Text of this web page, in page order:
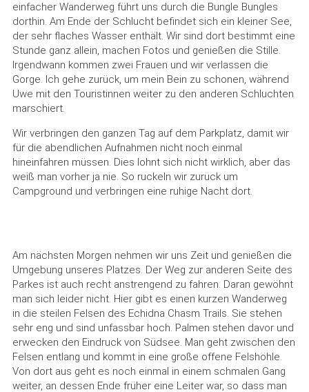
einfacher Wanderweg führt uns durch die Bungle Bungles
dorthin. Am Ende der Schlucht befindet sich ein kleiner See,
der sehr flaches Wasser enthält. Wir sind dort bestimmt eine
Stunde ganz allein, machen Fotos und genießen die Stille.
Irgendwann kommen zwei Frauen und wir verlassen die
Gorge. Ich gehe zurück, um mein Bein zu schonen, während
Uwe mit den Touristinnen weiter zu den anderen Schluchten
marschiert.
Wir verbringen den ganzen Tag auf dem Parkplatz, damit wir
für die abendlichen Aufnahmen nicht noch einmal
hineinfahren müssen. Dies lohnt sich nicht wirklich, aber das
weiß man vorher ja nie. So ruckeln wir zurück um
Campground und verbringen eine ruhige Nacht dort.
Am nächsten Morgen nehmen wir uns Zeit und genießen die
Umgebung unseres Platzes. Der Weg zur anderen Seite des
Parkes ist auch recht anstrengend zu fahren. Daran gewöhnt
man sich leider nicht. Hier gibt es einen kurzen Wanderweg
in die steilen Felsen des Echidna Chasm Trails. Sie stehen
sehr eng und sind unfassbar hoch. Palmen stehen davor und
erwecken den Eindruck von Südsee. Man geht zwischen den
Felsen entlang und kommt in eine große offene Felshöhle.
Von dort aus geht es noch einmal in einem schmalen Gang
weiter, an dessen Ende früher eine Leiter war, so dass man